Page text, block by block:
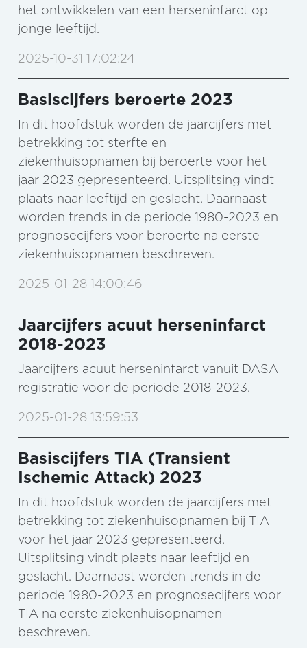
het ontwikkelen van een herseninfarct op
jonge leeftijd.
2025-10-31 17:02:24
Basiscijfers beroerte 2023
In dit hoofdstuk worden de jaarcijfers met
betrekking tot sterfte en
ziekenhuisopnamen bij beroerte voor het
jaar 2023 gepresenteerd. Uitsplitsing vindt
plaats naar leeftijd en geslacht. Daarnaast
worden trends in de periode 1980-2023 en
prognosecijfers voor beroerte na eerste
ziekenhuisopnamen beschreven.
2025-01-28 14:00:46
Jaarcijfers acuut herseninfarct
2018-2023
Jaarcijfers acuut herseninfarct vanuit DASA
registratie voor de periode 2018-2023.
2025-01-28 13:59:53
Basiscijfers TIA (Transient
Ischemic Attack) 2023
In dit hoofdstuk worden de jaarcijfers met
betrekking tot ziekenhuisopnamen bij TIA
voor het jaar 2023 gepresenteerd.
Uitsplitsing vindt plaats naar leeftijd en
geslacht. Daarnaast worden trends in de
periode 1980-2023 en prognosecijfers voor
TIA na eerste ziekenhuisopnamen
beschreven.